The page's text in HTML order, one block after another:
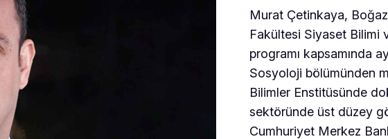
Murat Çetinkaya,
Fakültesi Siyaset Bilimi
programı kapsamında
Sosyoloji bölümünden
Bilimler Enstitüsünde
sektöründe üst düzey
Cumhuriyet Merkez